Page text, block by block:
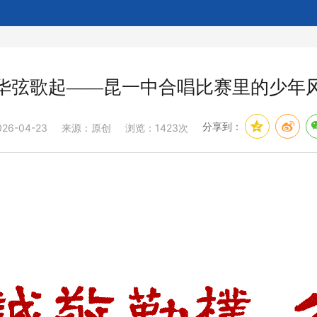
弦歌起——昆一中合唱比赛里的少年
04-23 来源：原创 浏览：1423次 分享到：